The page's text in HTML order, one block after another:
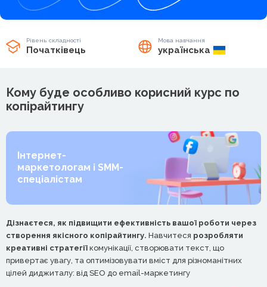
Рівень складності
Початківець
Мова навчання
українська
Кому буде особливо корисний курс по
копірайтингу
Інтернет-
маркетологам і SMM-
спеціалістам
Дізнаєтеся, як підвищити ефективність вашої роботи через
створення якісного копірайтингу. Навчитеся розробляти
креативні стратегії комунікації, створювати текст, що
привертає увагу, та оптимізовувати вміст для різноманітних
цілей диджиталу: від SEO до email-маркетингу